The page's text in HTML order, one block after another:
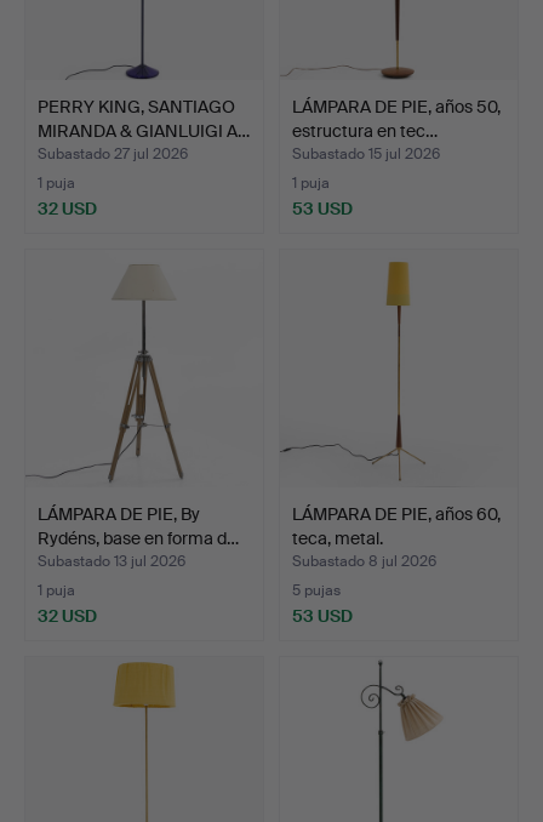
PERRY KING, SANTIAGO
MIRANDA & GIANLUIGI A…
Subastado 27 jul 2026
1 puja
32 USD
LÁMPARA DE PIE, años 50,
estructura en tec…
Subastado 15 jul 2026
1 puja
53 USD
LÁMPARA DE PIE, By
Rydéns, base en forma d…
Subastado 13 jul 2026
1 puja
32 USD
LÁMPARA DE PIE, años 60,
teca, metal.
Subastado 8 jul 2026
5 pujas
53 USD